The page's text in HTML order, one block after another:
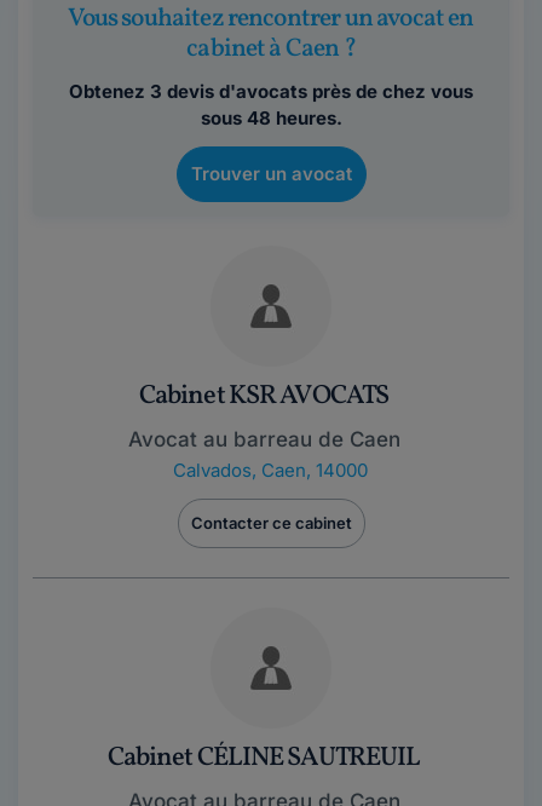
Vous souhaitez rencontrer un avocat en
cabinet à Caen ?
Obtenez 3 devis d'avocats près de chez vous
sous 48 heures.
Trouver un avocat
Cabinet KSR AVOCATS
Avocat au barreau de Caen
Calvados, Caen, 14000
Contacter ce cabinet
Cabinet CÉLINE SAUTREUIL
Avocat au barreau de Caen